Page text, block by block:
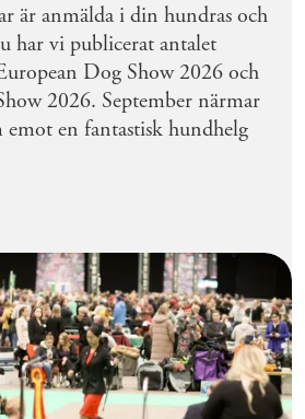
är anmälda i din hundras och
har vi publicerat antalet
Dog Show 2026 och
2026. September närmar
emot en fantastisk hundhelg